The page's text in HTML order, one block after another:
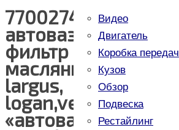
7700274177
автоваз
фильтр
масляный
largus,
logan,vesta
«автоваз»-
Видео
Двигатель
Коробка передач
Кузов
Обзор
Подвеска
Рестайлинг